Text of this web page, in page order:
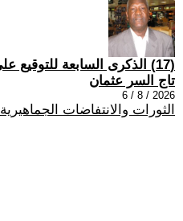
(17) الذكرى السابعة للتوقيع على الوثيقة الدستورية
تاج السر عثمان
2026 / 8 / 6
الثورات والانتفاضات الجماهيرية